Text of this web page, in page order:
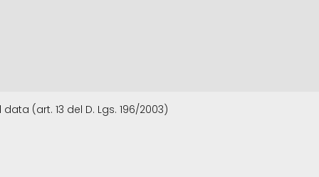
(art. 13 del D. Lgs. 196/2003)